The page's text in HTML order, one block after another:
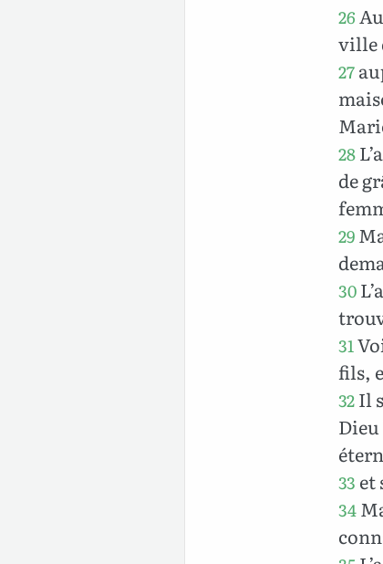
26
ville
27
28
de
29
30
31
fils,
32Il
33 et
34